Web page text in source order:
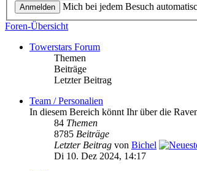
Mich bei jedem Besuch
Foren-Übersicht
Towerstars Forum
Themen
Beiträge
Letzter Beitrag
Team / Personalien
In diesem Bereich könnt Ihr über die
84 Themen
8785 Beiträge
Letzter Beitrag von Bichel
Di 10. Dez 2024, 14:17